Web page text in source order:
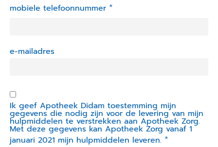
mobiele telefoonnummer *
e-mailadres
Ik geef Apotheek Didam toestemming mijn
gegevens die nodig zijn voor de levering van mijn
hulpmiddelen te verstrekken aan Apotheek Zorg.
Met deze gegevens kan Apotheek Zorg vanaf 1
januari 2021 mijn hulpmiddelen leveren. *